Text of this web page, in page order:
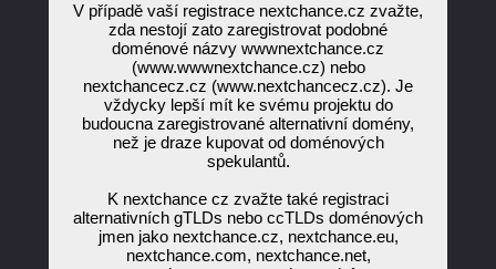
V případě vaší registrace nextchance.cz zvažte,
zda nestojí zato zaregistrovat podobné
doménové názvy wwwnextchance.cz
(www.wwwnextchance.cz) nebo
nextchancecz.cz (www.nextchancecz.cz). Je
vždycky lepší mít ke svému projektu do
budoucna zaregistrované alternativní domény,
než je draze kupovat od doménových
spekulantů.
K nextchance cz zvažte také registraci
alternativních gTLDs nebo ccTLDs doménových
jmen jako nextchance.cz, nextchance.eu,
nextchance.com, nextchance.net,